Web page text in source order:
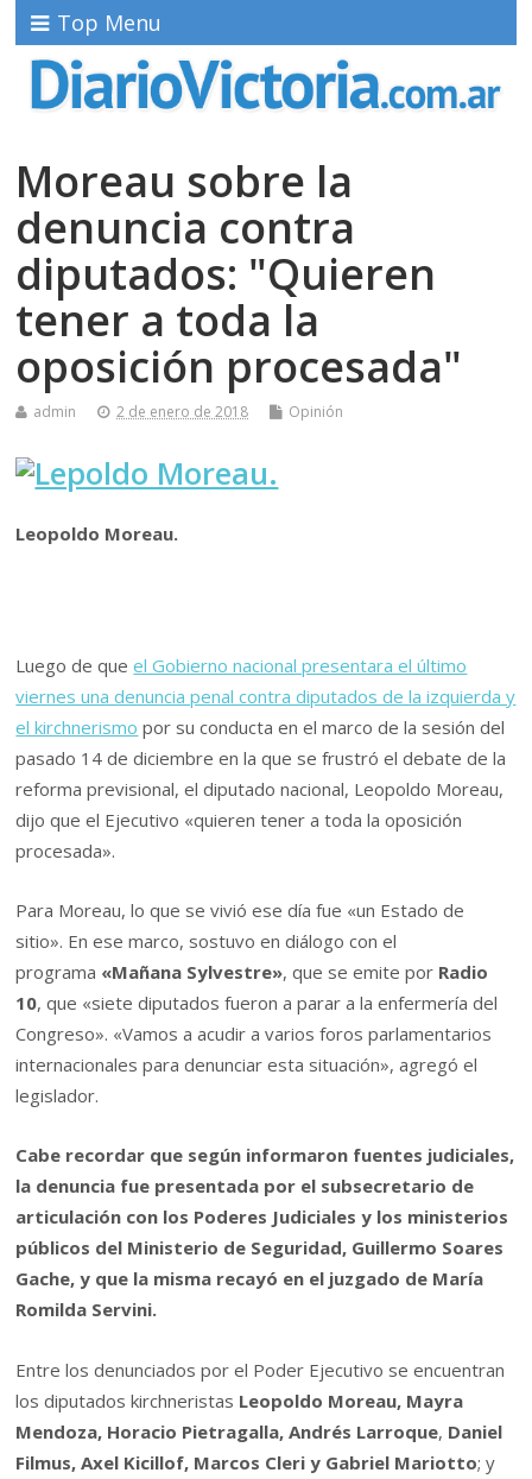
Top Menu
Moreau sobre la
denuncia contra
diputados: "Quieren
tener a toda la
oposición procesada"
admin 2 de enero de 2018 Opinión
Leopoldo Moreau.
Luego de queel Gobierno nacional presentara el último
viernes una denuncia penal contra diputados de la izquierda y
el kirchnerismo por su conducta en el marco de la sesión del
pasado 14 de diciembre en la que se frustró el debate de la
reforma previsional, el diputado nacional, Leopoldo Moreau,
dijo que el Ejecutivo «quieren tener a toda la oposición
procesada».
Para Moreau, lo que se vivió ese día fue «un Estado de
sitio». En ese marco, sostuvo en diálogo con el
programa «Mañana Sylvestre», que se emite por Radio
10, que «siete diputados fueron a parar a la enfermería del
Congreso». «Vamos a acudir a varios foros parlamentarios
internacionales para denunciar esta situación», agregó el
legislador.
Cabe recordar que según informaron fuentes judiciales,
la denuncia fue presentada por el subsecretario de
articulación con los Poderes Judiciales y los ministerios
públicos del Ministerio de Seguridad, Guillermo Soares
Gache, y que la misma recayó en el juzgado de María
Romilda Servini.
Entre los denunciados por el Poder Ejecutivo se encuentran
los diputados kirchneristas Leopoldo Moreau, Mayra
Mendoza, Horacio Pietragalla, Andrés Larroque, Daniel
Filmus, Axel Kicillof, Marcos Cleri y Gabriel Mariotto; y